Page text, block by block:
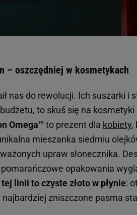
– oszczędniej w kosmetykach
nas do rewolucji. Ich suszarki i
to skuś się na
Omega™ to prezent dla kobiety,
mieszanka siedmiu
upraw słonecznika.
opakowania
linii to czyste złoto w płynie:
zniszczone pasma